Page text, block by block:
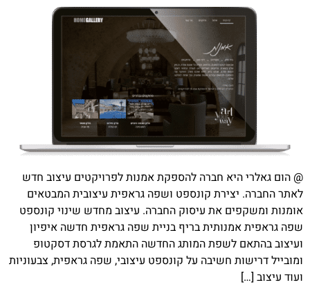
@ הום גאלרי היא חברה להספקת אמנות לפרויקטים עיצוב חדש
לאתר החברה. יצירת קונספט ושפה גראפית עיצובית המבטאים
אומנות ומשקפים את עיסוק החברה. עיצוב מחדש שינוי קונספט
שפה גראפית אמנותית בריף בניית שפה גראפית חדשה איפיון
ועיצוב בהתאם לשפת המותג החדשה התאמת לגרסת דסקטופ
ומובייל דרישות חשיבה על קונספט עיצובי, שפה גראפית, צבעוניות
ועוד עיצוב […]